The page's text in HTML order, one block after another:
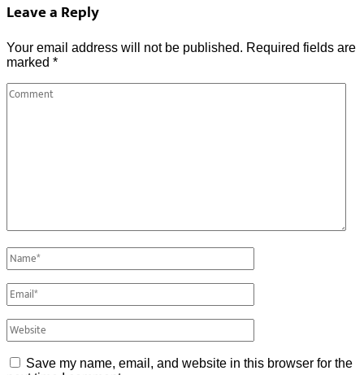
Leave a Reply
Your email address will not be published. Required fields are
marked *
Save my name, email, and website in this browser for the